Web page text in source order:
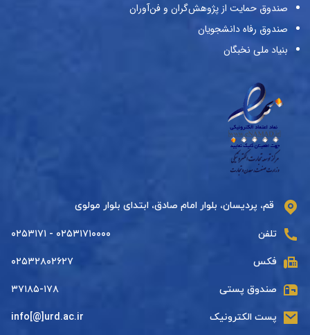
صندوق حمایت از پژوهش‌گران و فن‌آوران
صندوق رفاه دانشجویان
بنیاد ملی نخبگان
قم، پردیسان، بلوار امام صادق، ابتدای بلوار مولوی
تلفن ۰۲۵۳۱۷۱۰۰۰۰ - ۰۲۵۳۱۷۱
فکس ۰۲۵۳۲۸۰۲۶۲۷
صندوق پستی ۳۷۱۸۵-۱۷۸
پست الکترونیک info[@]urd.ac.ir